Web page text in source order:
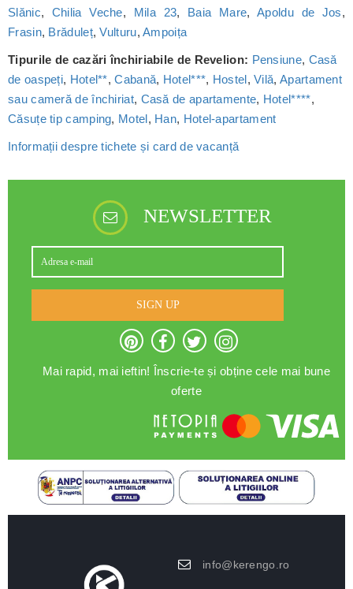
Slănic, Chilia Veche, Mila 23, Baia Mare,Apoldu de Jos,
Frasin, Brăduleț,Vulturu,Ampoița
Tipurile de cazări închiriabile de Revelion: Pensiune, Casă
de oaspeți, Hotel**,Cabană, Hotel***, Hostel,Vilă, Apartament
sau cameră de închiriat, Casă de apartamente, Hotel****,
Căsuțe tip camping, Motel, Han, Hotel-apartament
Informații despre tichete și card de vacanță
NEWSLETTER
SIGN UP
Mai rapid, mai ieftin! Înscrie-te și obține cele mai bune
oferte
info@kerengo.ro